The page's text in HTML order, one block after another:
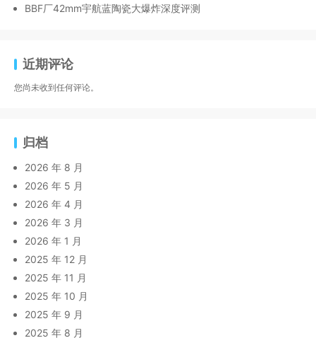
BBF厂42mm宇航蓝陶瓷大爆炸深度评测
近期评论
您尚未收到任何评论。
归档
2026 年 8 月
2026 年 5 月
2026 年 4 月
2026 年 3 月
2026 年 1 月
2025 年 12 月
2025 年 11 月
2025 年 10 月
2025 年 9 月
2025 年 8 月